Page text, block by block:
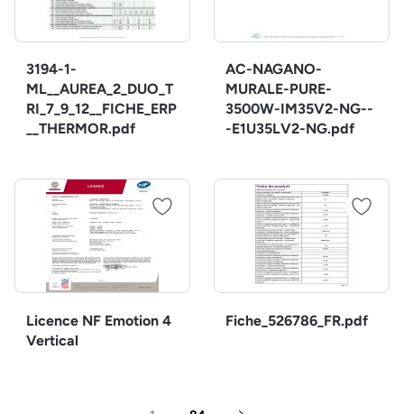
3194-1-
ML__AUREA_2_DUO_T
RI_7_9_12__FICHE_ERP
__THERMOR.pdf
AC-NAGANO-
MURALE-PURE-
3500W-IM35V2-NG--
-E1U35LV2-NG.pdf
Licence NF Emotion 4
Vertical
Fiche_526786_FR.pdf